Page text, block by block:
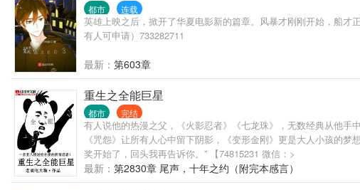
都市 连载
英雄上映之后，掀开了华夏电影新的篇章。风暴才刚刚开始，船
有人可申请）733282711
最新： 第603章
重生之全能巨星
都市 完结
有人说他的热漫之父，《火影忍者》《七龙珠》，无数经典从他
《咒怨》让所有人心中留下阴影，《变形金刚》更是大人小孩的
奖开始了，回头我再告诉你。” 【74815231 微信：>
最新： 第2830章 尾声，十年之约（附完本感言）